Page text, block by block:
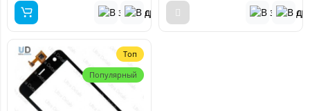
Топ
Популярный